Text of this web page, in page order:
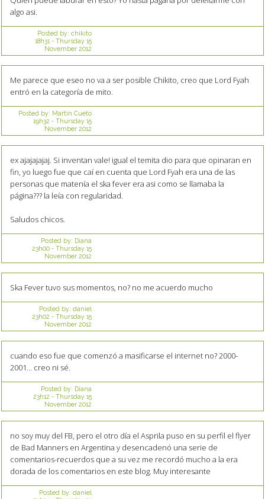
algo asi.
Posted by: chikito
18h31 - Thursday 15
November 2012
Me parece que eseo no va a ser posible Chikito, creo que Lord Fyah
entró en la categoría de mito.
Posted by: Martin Cueto
19h32 - Thursday 15
November 2012
ex ajajajajaj. Si inventan vale! igual el temita dio para que opinaran en
fin, yo luego fue que caí en cuenta que Lord Fyah era una de las
personas que matenía el ska fever era asi como se llamaba la
página??? la leía con regularidad.
Saludos chicos.
Posted by: Diana
23h00- Thursday 15
November 2012
Ska Fever tuvo sus momentos, no? no me acuerdo mucho
Posted by: daniel
23h02 - Thursday 15
November 2012
cuando eso fue que comenzó a masificarse el internet no? 2000-
2001... creo ni sé.
Posted by: Diana
23h12 - Thursday 15
November 2012
no soy muy del FB, pero el otro día el Asprila puso en su perfil el flyer
de Bad Manners en Argentina y desencadenó una serie de
comentarios-recuerdos que a su vez me recordó mucho a la era
dorada de los comentarios en este blog. Muy interesante
Posted by: daniel